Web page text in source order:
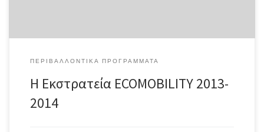
ΠΕΡΙΒΑΛΛΟΝΤΙΚΆ ΠΡΟΓΡΆΜΜΑΤΑ
Η Εκστρατεία ECOMOBILITY 2013-
2014